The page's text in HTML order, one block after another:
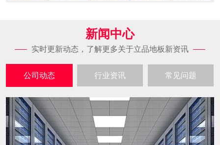
新闻中心
实时更新动态，了解更多关于立品地板新资讯
公司动态 行业资讯 常见问题